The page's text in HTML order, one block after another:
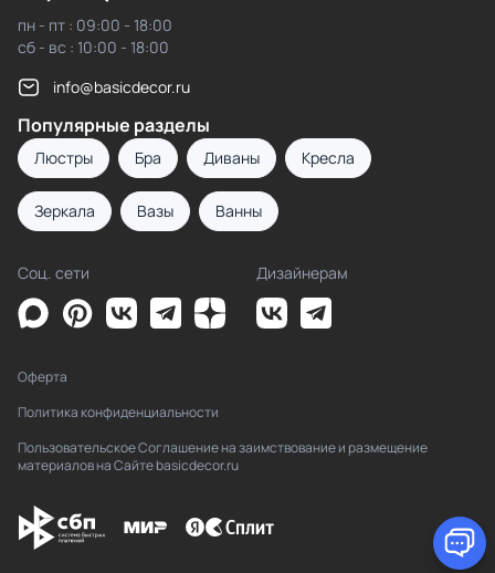
пн - пт : 09:00 - 18:00
сб - вс : 10:00 - 18:00
info@basicdecor.ru
Популярные разделы
Люстры Бра Диваны Кресла
Зеркала Вазы Ванны
Соц. сети Дизайнерам
Оферта
Политика конфиденциальности
Пользовательское Соглашение на заимствование и размещение
материалов на Сайте basicdecor.ru